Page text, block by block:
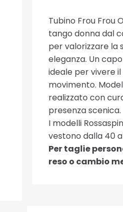
Tubino Frou Frou
tango donna dal
per valorizzare la
eleganza. Un
ideale per vivere
movimento.
realizzato con
presenza scenica.
I modelli
vestono dalla 40
Per taglie
reso o cambio